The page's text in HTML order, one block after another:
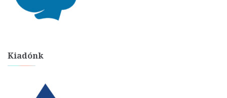
Kiadónk